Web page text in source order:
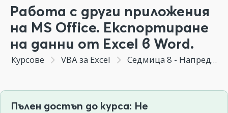
Работа с други приложения
на MS Office. Експортиране
на данни от Excel в Word.
Курсове VBA за Excel Седмица 8 - Напреднали техники и трикове във VBA
Пълен достъп до курса: Не